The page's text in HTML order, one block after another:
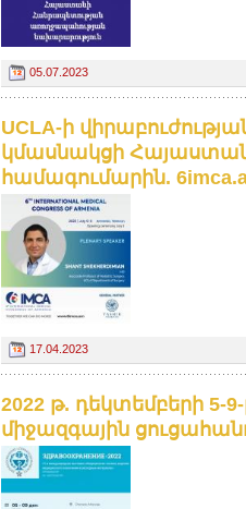
05.07.2023
UCLA-ի
կմասնակցի
համագումարին.
17.04.2023
2022 թ. դեկտեմբերի 5-
միջազգային